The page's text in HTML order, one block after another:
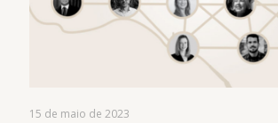
15 de maio de 2023